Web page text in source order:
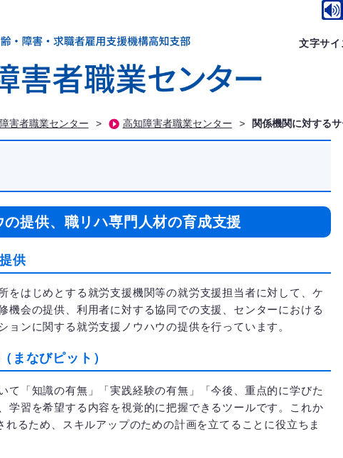
文字サ
害者職業センター > 高知障害者職業センター > 関係機関に対する
提供、職リハ専門人材の育成支援
供
はじめとする就労支援機関等の就労支援担当者に対して、ケ
機会の提供、利用者に対する協同での支援、センターにおける
ンに関する就労支援ノウハウの提供を行っています。
まなびピット）
「知識の有無」「実践経験の有無」「今後、重点的に学びた
学習を希望する内容を視覚的に把握できるツールです。これか
るため、スキルアップのための計画を立てることに役立ちま